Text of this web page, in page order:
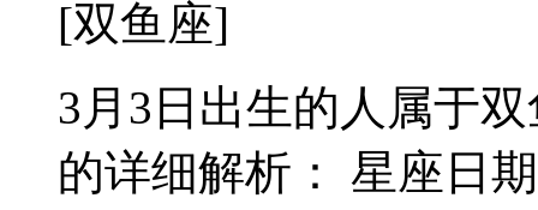
[双鱼座]
3月3日出生的人属于
的详细解析： 星座日